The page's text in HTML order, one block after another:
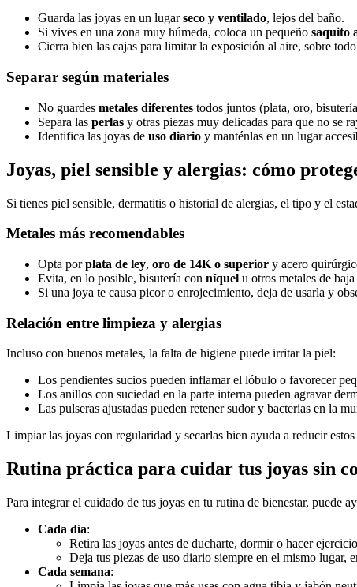
Guarda las joyas en un lugarseco y ventilado, lejos del baño.
Si vives en una zona muy húmeda, coloca un pequeño saquito
Cierra bien las cajas para limitar la exposición al aire, sobre
Separar según materiales
No guardes metales diferentes todos juntos (plata, oro,
Separa las perlas y otras piezas muy delicadas para que no se
Identifica las joyas de uso diario y manténlas en un lugar
Joyas, piel sensible y alergias: cómo
Si tienes piel sensible, dermatitis o historial de alergias, el tipo y el
Metales más recomendables
Opta porplata de ley, oro de 14K o superior y acero
Evita, en lo posible, bisutería con níquel u otros metales de
Si una joya te causa picor o enrojecimiento, deja de usarla y
Relación entre limpieza y alergias
Incluso con buenos metales, la falta de higiene puede irritar la piel:
Los pendientes sucios pueden inflamar el lóbulo o favorecer
Los anillos con suciedad en la parte interna pueden agravar
Las pulseras ajustadas pueden retener sudor y bacterias en la
Limpiar las joyas con regularidad y secarlas bien ayuda a reducir
Rutina práctica para cuidar tus joyas sin
Para integrar el cuidado de tus joyas en tu rutina de bienestar, puede
Cada día:
Retira las joyas antes de ducharte, dormir o hacer
Deja tus piezas de uso diario siempre en el mismo lugar,
Cada semana: